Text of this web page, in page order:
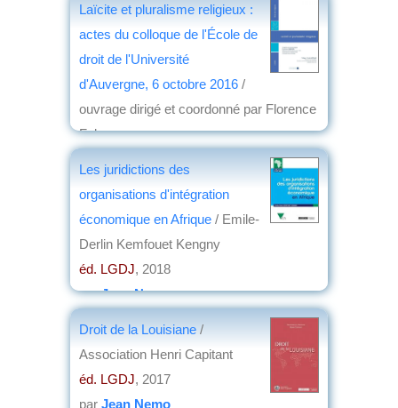
Emmanuel Desclèves
Laïcite et pluralisme religieux :
actes du colloque de l'École de
droit de l'Université
d'Auvergne, 6 octobre 2016 /
ouvrage dirigé et coordonné par Florence
Faberon
Les juridictions des
organisations d'intégration
économique en Afrique / Emile-
Derlin Kemfouet Kengny
éd. LGDJ, 2018
parJean Nemo
Droit de la Louisiane /
Association Henri Capitant
éd. LGDJ, 2017
par Jean Nemo